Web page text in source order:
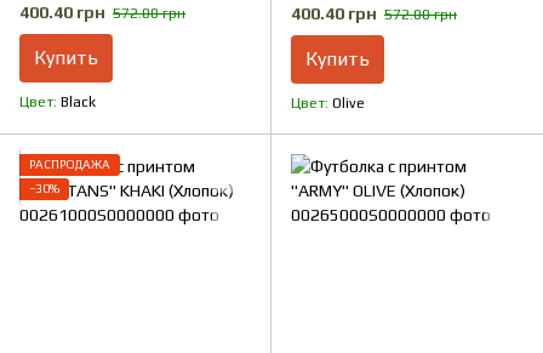
400.40 грн 572.00 грн
Купить
Цвет Black
400.40 грн 572.00 грн
Купить
Цвет Olive
РАСПРОДАЖА
−30%